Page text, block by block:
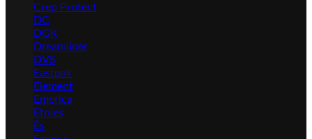
Crep Protect
DC
DGK
Dreamliner
DVS
Eastpak
Element
Emerica
Etnies
És